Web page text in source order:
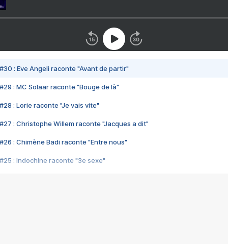
#30 : Eve Angeli raconte "Avant de partir"
#29 : MC Solaar raconte "Bouge de là"
#28 : Lorie raconte "Je vais vite"
#27 : Christophe Willem raconte "Jacques a dit"
#26 : Chimène Badi raconte "Entre nous"
#25 : Indochine raconte "3e sexe"